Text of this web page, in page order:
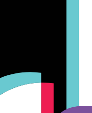
Producător și
dormitor și grădină.
modern pentru orice
complete de
extinsă și